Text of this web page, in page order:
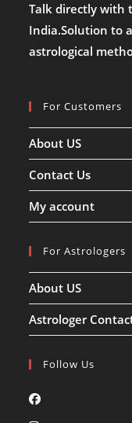
Talk directly with
India.Solution to
astrological
For Customers
About US
Contact Us
My account
For Astrologers
About US
Astrologer
Follow Us
Opens